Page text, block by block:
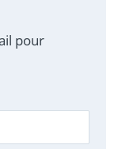
pour